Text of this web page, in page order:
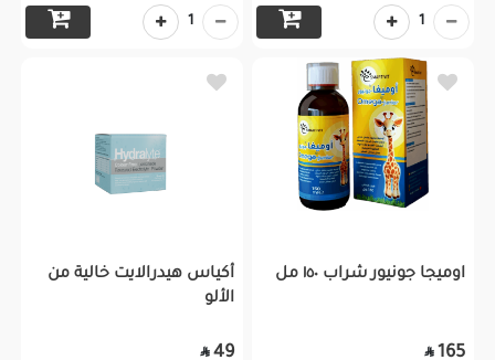
1
1
اوميجا جونيور شراب ١٥٠ مل
165

أكياس هيدرالايت خالية من
الألو
49
